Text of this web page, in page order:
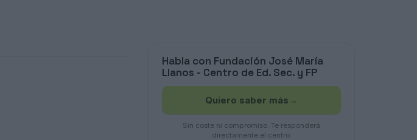
Habla con Fundación José María
Llanos - Centro de Ed. Sec. y FP
Quiero saber más →
Sin coste ni compromiso. Te responderá
directamente el centro.